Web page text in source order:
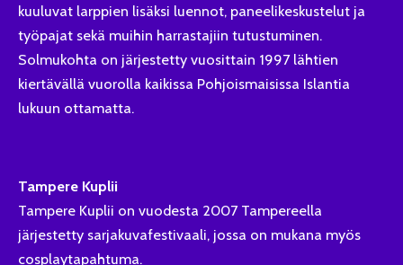
kuuluvat larppien lisäksi luennot, paneelikeskustelut ja
työpajat sekä muihin harrastajiin tutustuminen.
Solmukohta on järjestetty vuosittain 1997 lähtien
kiertävällä vuorolla kaikissa Pohjoismaisissa Islantia
lukuun ottamatta.
Tampere Kuplii
Tampere Kuplii on vuodesta 2007 Tampereella
järjestetty sarjakuvafestivaali, jossa on mukana myös
cosplaytapahtuma.